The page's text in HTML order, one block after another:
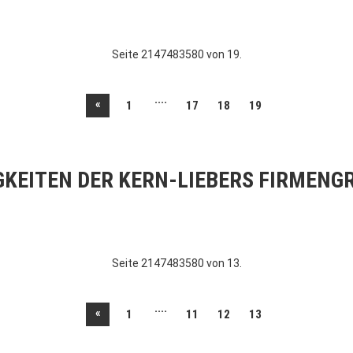
Seite 2147483580 von 19.
« 1 .... 17 18 19
DER KERN-LIEBERS
Seite 2147483580 von 13.
« 1 .... 11 12 13